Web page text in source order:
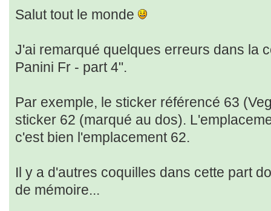
Salut tout le monde
J'ai remarqué quelques erreurs dans la
Panini Fr - part 4".
Par exemple, le sticker référencé 63
sticker 62 (marqué au dos).
c'est bien l'emplacement 62.
Il y a d'autres coquilles dans cette part
de mémoire...